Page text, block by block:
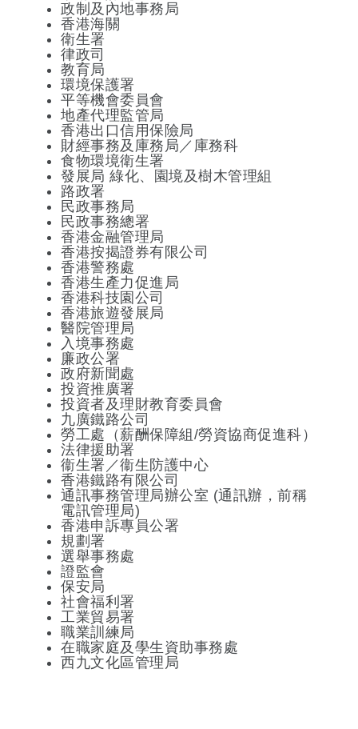
政制及內地事務局
香港海關
衛生署
律政司
教育局
環境保護署
平等機會委員會
地產代理監管局
香港出口信用保險局
財經事務及庫務局／庫務科
食物環境衛生署
發展局 綠化、園境及樹木管理組
路政署
民政事務局
民政事務總署
香港金融管理局
香港按揭證券有限公司
香港警務處
香港生產力促進局
香港科技園公司
香港旅遊發展局
醫院管理局
入境事務處
廉政公署
政府新聞處
投資推廣署
投資者及理財教育委員會
九廣鐵路公司
勞工處（薪酬保障組/勞資協商促進科）
法律援助署
衞生署／衞生防護中心
香港鐵路有限公司
通訊事務管理局辦公室 (通訊辦，前稱
電訊管理局)
香港申訴專員公署
規劃署
選舉事務處
證監會
保安局
社會福利署
工業貿易署
職業訓練局
在職家庭及學生資助事務處
西九文化區管理局